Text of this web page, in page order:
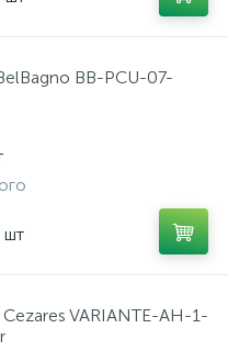
BB-PCU-07-
шт
VARIANTE-AH-1-